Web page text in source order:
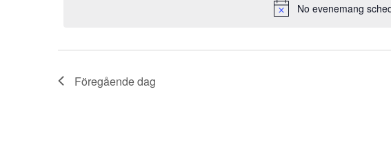
No evenemang
Föregående dag